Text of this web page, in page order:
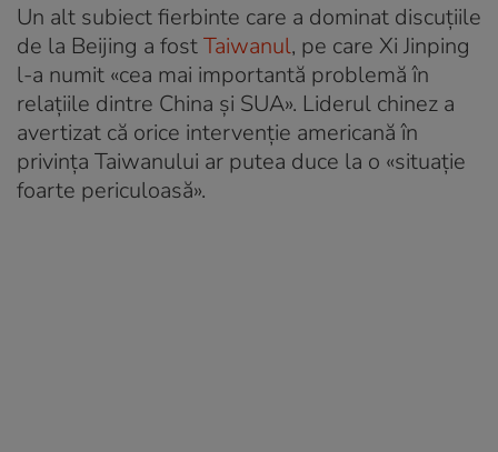
Un alt subiect fierbinte care a dominat discuțiile
de la Beijing a fostTaiwanul, pe care Xi Jinping
l-a numit «cea mai importantă problemă în
relațiile dintre China și SUA». Liderul chinez a
avertizat că orice intervenție americană în
privința Taiwanului ar putea duce la o «situație
foarte periculoasă».